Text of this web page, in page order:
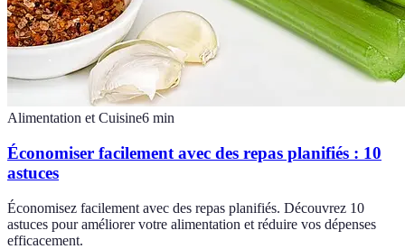
Alimentation et Cuisine6 min
Économiser facilement avec des repas planifiés : 10
astuces
Économisez facilement avec des repas planifiés. Découvrez 10
astuces pour améliorer votre alimentation et réduire vos dépenses
efficacement.